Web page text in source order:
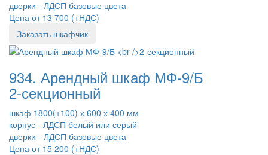
дверки - ЛДСП базовые цвета
Цена от 13 700 (+НДС)
Заказать шкафчик
934. Арендный шкаф МФ-9/Б
2-секционный
шкаф 1800(+100) х 600 х 400 мм
корпус - ЛДСП белый или серый
дверки - ЛДСП базовые цвета
Цена от 15 200 (+НДС)